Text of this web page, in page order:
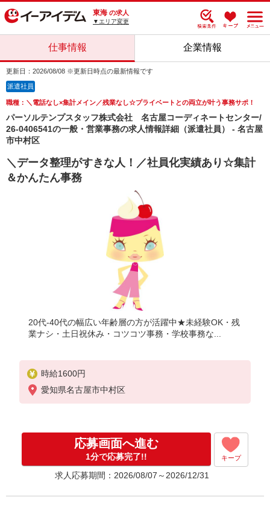
東海 の求人
▼エリア変更
仕事情報 企業情報
更新日：2026/08/08 ※更新日時点の最新情報です
派遣社員
職種：＼電話なし×集計メイン／残業なし☆プライベートとの両立が叶う事務サポ！
パーソルテンプスタッフ株式会社 名古屋コーディネートセンター/
26-0406541の一般・営業事務の求人情報詳細（派遣社員） - 名古屋
市中村区
＼データ整理がすきな人！／社員化実績あり☆集計
＆かんたん事務
20代-40代の幅広い年齢層の方が活躍中★未経験OK・残
業ナシ・土日祝休み・コツコツ事務・学校事務な...
時給1600円
愛知県名古屋市中村区
応募画面へ進む
1分で応募完了!! キープ
求人応募期間：2026/08/07～2026/12/31